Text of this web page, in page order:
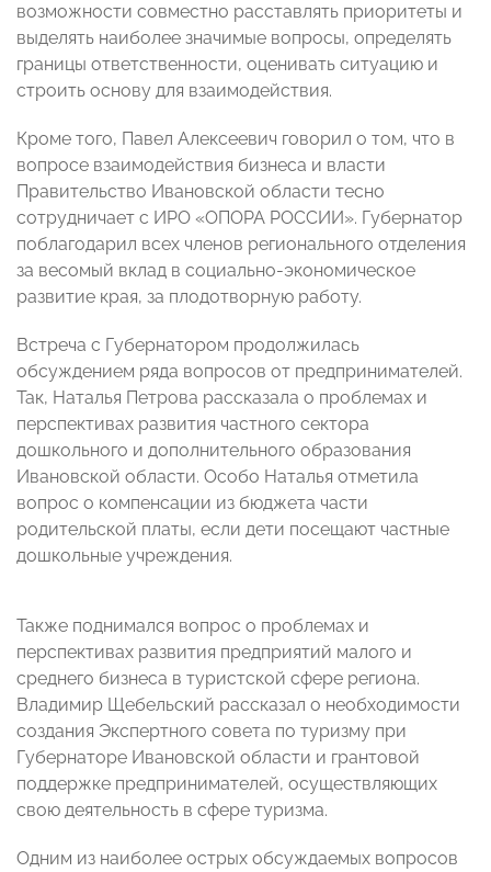
возможности совместно расставлять приоритеты и
выделять наиболее значимые вопросы, определять
границы ответственности, оценивать ситуацию и
строить основу для взаимодействия.
Кроме того, Павел Алексеевич говорил о том, что в
вопросе взаимодействия бизнеса и власти
Правительство Ивановской области тесно
сотрудничает с ИРО «ОПОРА РОССИИ». Губернатор
поблагодарил всех членов регионального отделения
за весомый вклад в социально-экономическое
развитие края, за плодотворную работу.
Встреча с Губернатором продолжилась
обсуждением ряда вопросов от предпринимателей.
Так, Наталья Петрова рассказала о проблемах и
перспективах развития частного сектора
дошкольного и дополнительного образования
Ивановской области. Особо Наталья отметила
вопрос о компенсации из бюджета части
родительской платы, если дети посещают частные
дошкольные учреждения.
Также поднимался вопрос о проблемах и
перспективах развития предприятий малого и
среднего бизнеса в туристской сфере региона.
Владимир Щебельский рассказал о необходимости
создания Экспертного совета по туризму при
Губернаторе Ивановской области и грантовой
поддержке предпринимателей, осуществляющих
свою деятельность в сфере туризма.
Одним из наиболее острых обсуждаемых вопросов